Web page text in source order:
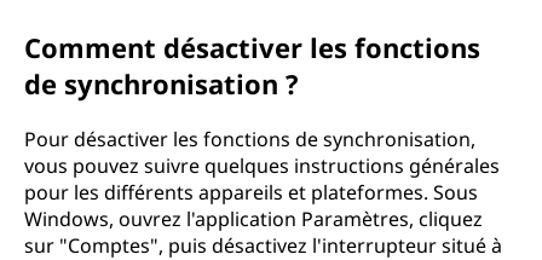
Comment désactiver les fonctions
de synchronisation ?
Pour désactiver les fonctions de synchronisation,
vous pouvez suivre quelques instructions générales
pour les différents appareils et plateformes. Sous
Windows, ouvrez l'application Paramètres, cliquez
sur "Comptes", puis désactivez l'interrupteur situé à